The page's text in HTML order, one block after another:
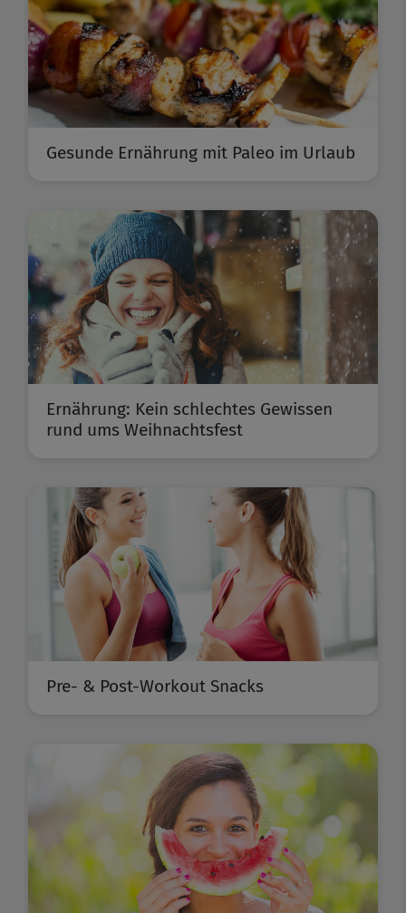
Gesunde Ernährung mit Paleo im Urlaub
Ernährung: Kein schlechtes Gewissen
rund ums Weihnachtsfest
Pre- & Post-Workout Snacks